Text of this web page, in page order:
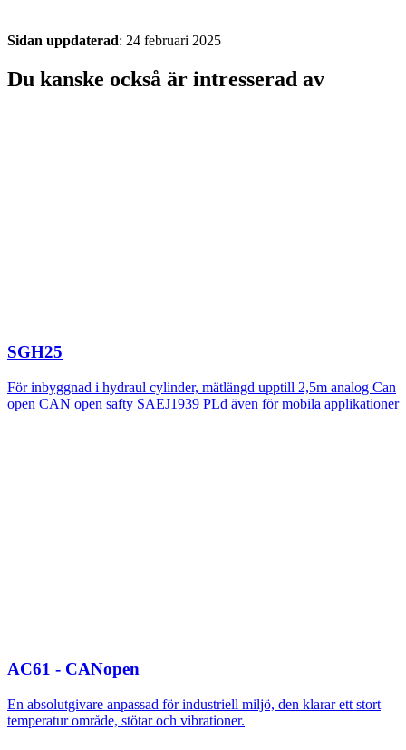
Sidan uppdaterad: 24 februari 2025
Du kanske också är intresserad av
SGH25
För inbyggnad i hydraul cylinder, mätlängd upptill 2,5m analog Can
open CAN open safty SAEJ1939 PLd även för mobila applikationer
AC61 - CANopen
En absolutgivare anpassad för industriell miljö, den klarar ett stort
temperatur område, stötar och vibrationer.